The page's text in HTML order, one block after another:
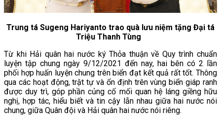
Trung tá Sugeng Hariyanto trao quà lưu niệm tặng Đại tá
Triệu Thanh Tùng
Từ khi Hải quân hai nước ký Thỏa thuận về Quy trình chuẩn
luyện tập chung ngày 9/12/2021 đến nay, hai bên có 2 lần
phối hợp huấn luyện chung trên biển đạt kết quả rất tốt. Thông
qua các hoạt động, trật tự và ổn định trên vùng biển giáp ranh
được duy trì, góp phần củng cố mối quan hệ láng giềng hữu
nghị, hợp tác, hiểu biết và tin cậy lẫn nhau giữa hai nước nói
chung, giữa Quân đội và Hải quân hai nước nói riêng.